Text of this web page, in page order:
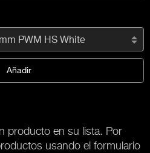
PWM HS White
Añadir
producto en su lista. Por
usando el formulario